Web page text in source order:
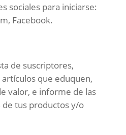
sociales para iniciarse:
Facebook.
de suscriptores,
que eduquen,
valor, e informe de las
tus productos y/o